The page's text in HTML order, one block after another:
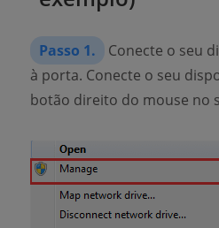
Passo 1.
Conecte o seu
à porta. Conecte o seu
botão direito do mouse no